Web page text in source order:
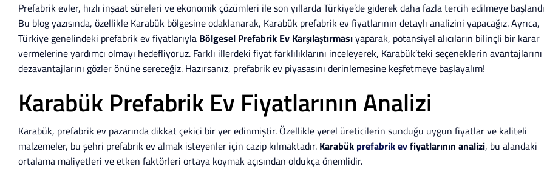
Prefabrik evler, hızlı inşaat süreleri ve ekonomik çözümleri ile son yıllarda Türkiye’de giderek daha fazla tercih edilmeye
Bu blog yazısında, özellikle Karabük bölgesine odaklanarak, Karabük prefabrik ev fiyatlarının detaylı analizini yapacağız. Ayrıca,
Türkiye genelindeki prefabrik ev fiyatlarıyla Bölgesel Prefabrik Ev Karşılaştırmasıyaparak, potansiyel alıcıların bilinçli bir karar
vermelerine yardımcı olmayı hedefliyoruz. Farklı illerdeki fiyat farklılıklarını inceleyerek, Karabük’teki seçeneklerin
dezavantajlarını gözler önüne sereceğiz. Hazırsanız, prefabrik ev piyasasını derinlemesine keşfetmeye başlayalım!
Karabük Prefabrik Ev Fiyatlarının Analizi
Karabük, prefabrik ev pazarında dikkat çekici bir yer edinmiştir. Özellikle yerel üreticilerin sunduğu uygun fiyatlar ve kaliteli
malzemeler, bu şehri prefabrik ev almak isteyenler için cazip kılmaktadır. Karabük prefabrik evfiyatlarının analizi, bu alandaki
ortalama maliyetleri ve etken faktörleri ortaya koymak açısından oldukça önemlidir.